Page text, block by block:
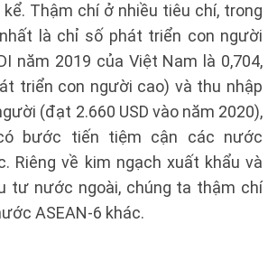
Thậm chí ở nhiều tiêu chí, trong
là chỉ số phát triển con người
năm 2019 của Việt Nam là 0,704,
triển con người cao) và thu nhập
(đạt 2.660 USD vào năm 2020),
bước tiến tiệm cận các nước
Riêng về kim ngạch xuất khẩu và
tư nước ngoài, chúng ta thậm chí
ASEAN-6 khác.